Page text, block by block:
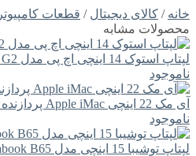
خانه / کالای دیجیتال / قطعات کامپیوتر
محصولات مشابه
لپتاپ استوک 14 اینچی اچ پی مدل HP 745 G2
ناموجود
آی مک 22 اینچی Apple iMac پردازنده Core i5
ناموجود
لپتاپ توشیبا 15 اینچی مدل Toshiba Dynabook B65